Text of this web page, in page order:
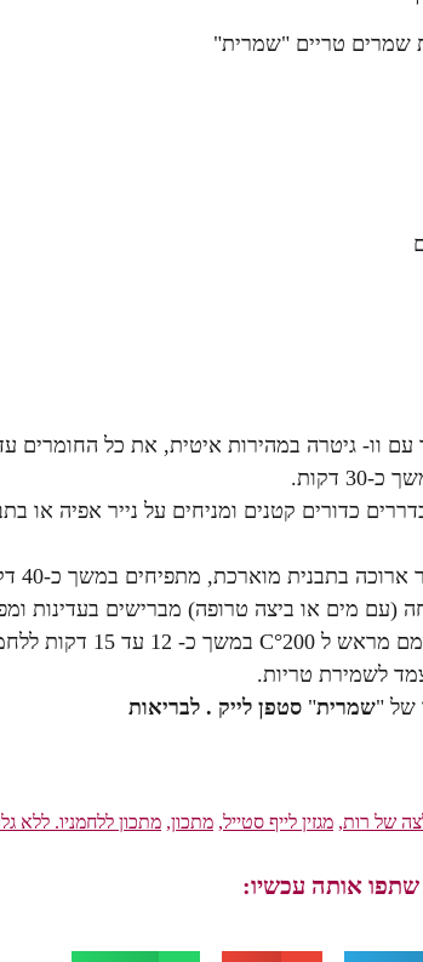
עם וו- גיטרה במהירות איטית, את כל החומרים
דקות.
בתבנית מוארכת, מתפיחים במשך כ-40 דקות נוספות.
(עם מים או ביצה טרופה) מברישים בעדינות
לשמירת טריות.
של "שמרית" סטפן לייק . לבריאות
של רות, מגזין לייף סטייל, מתכון, מתכון ללחמניו. ללא
אותה עכשיו: